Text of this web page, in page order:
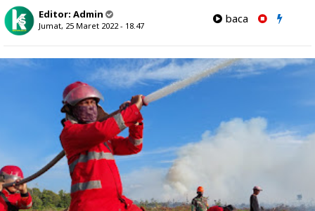
Editor: Admin
Jumat, 25 Maret 2022 - 18.47
baca